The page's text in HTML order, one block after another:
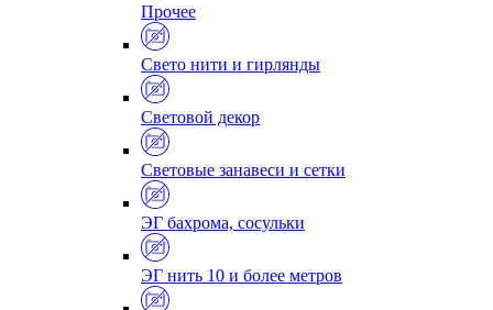
Прочее
Свето нити и гирлянды
Световой декор
Световые занавеси и сетки
ЭГ бахрома, сосульки
ЭГ нить 10 и более метров